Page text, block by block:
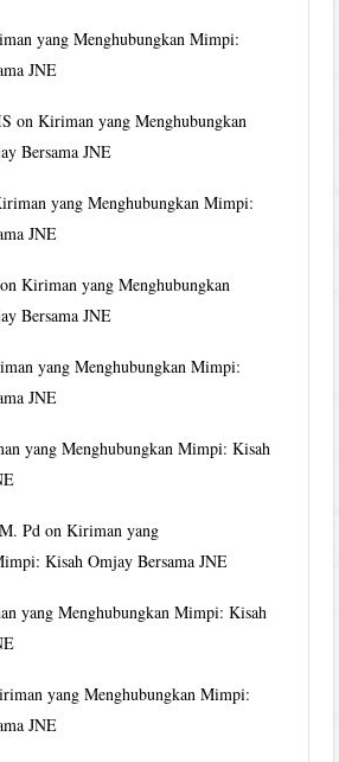
yang Menghubungkan Mimpi:
JNE
onKiriman yang Menghubungkan
Bersama JNE
yang Menghubungkan Mimpi:
JNE
onKiriman yang Menghubungkan
Bersama JNE
yang Menghubungkan Mimpi:
JNE
yang Menghubungkan Mimpi: Kisah
Pd onKiriman yang
Kisah Omjay Bersama JNE
yang Menghubungkan Mimpi: Kisah
yang Menghubungkan Mimpi:
JNE